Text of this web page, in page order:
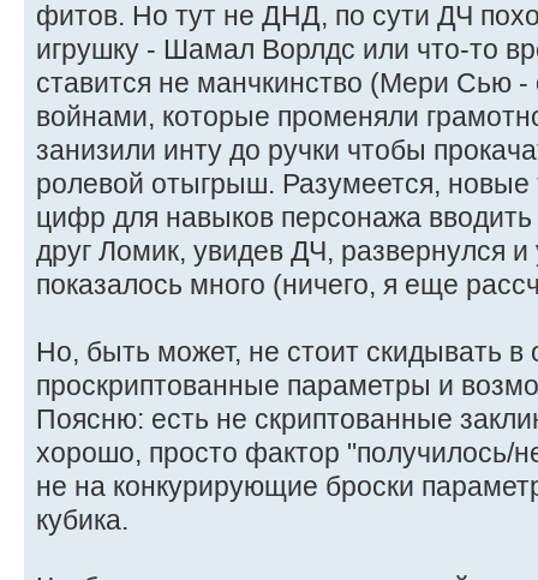
фитов. Но тут не ДНД, по сути ДЧ
игрушку - Шамал Ворлдс или что-то
ставится не манчкинство (Мери Сью
войнами, которые променяли
занизили инту до ручки чтобы
ролевой отыгрыш. Разумеется,
цифр для навыков персонажа
друг Ломик, увидев ДЧ, развернулся
показалось много (ничего, я еще
Но, быть может, не стоит скидывать в
проскриптованные параметры и
Поясню: есть не скриптованные
хорошо, просто фактор "получилось/
не на конкурирующие броски
кубика.